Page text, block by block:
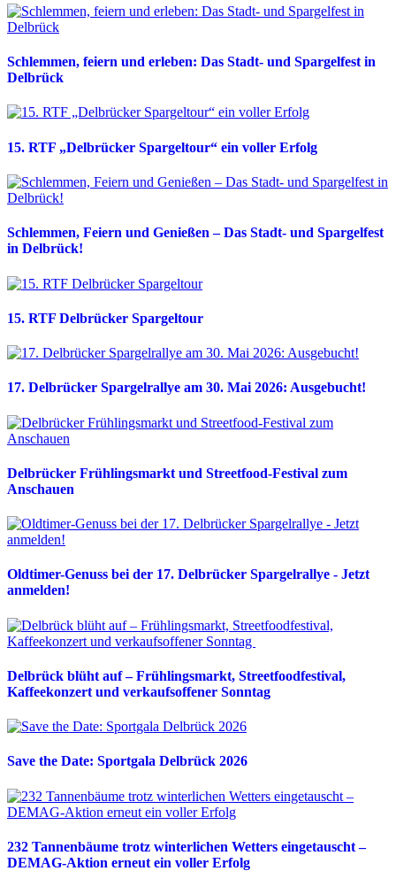
Schlemmen, feiern und erleben: Das Stadt- und Spargelfest in
Delbrück
15. RTF „Delbrücker Spargeltour“ ein voller Erfolg
Schlemmen, Feiern und Genießen – Das Stadt- und Spargelfest
in Delbrück!
15. RTF Delbrücker Spargeltour
17. Delbrücker Spargelrallye am 30. Mai 2026: Ausgebucht!
Delbrücker Frühlingsmarkt und Streetfood-Festival zum
Anschauen
Oldtimer-Genuss bei der 17. Delbrücker Spargelrallye - Jetzt
anmelden!
Delbrück blüht auf – Frühlingsmarkt, Streetfoodfestival,
Kaffeekonzert und verkaufsoffener Sonntag
Save the Date: Sportgala Delbrück 2026
232 Tannenbäume trotz winterlichen Wetters eingetauscht –
DEMAG-Aktion erneut ein voller Erfolg